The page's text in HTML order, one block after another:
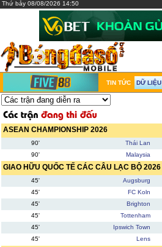
Thứ bảy 08/08/2026 14:50
TIN TỨC DỮ LIỆU
ASEAN CHAMPIONSHIP 2026
90' Thái Lan
90'
Malaysia
GIAO HỮU QUỐC TẾ CÁC CÂU LẠC BỘ 2026
45' Augsburg
45'
FC Koln
45'
Brighton
45'
Tottenham
45'
Ipswich Town
45'
Lens